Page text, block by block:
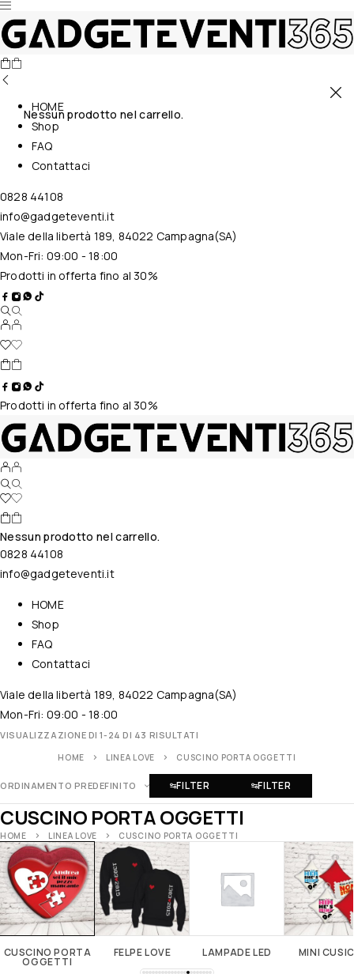
Nessun prodotto nel carrello.
HOME
Shop
FAQ
Contattaci
0828 44108
info@gadgeteventi.it
Viale della libertà 189, 84022 Campagna(SA)
Mon-Fri: 09:00 - 18:00
Prodotti in offerta fino al 30%
Prodotti in offerta fino al 30%
Nessun prodotto nel carrello.
0828 44108
info@gadgeteventi.it
HOME
Shop
FAQ
Contattaci
Viale della libertà 189, 84022 Campagna(SA)
Mon-Fri: 09:00 - 18:00
VISUALIZZAZIONE DI 1-24 DI 43 RISULTATI
HOME LINEA LOVE CUSCINO PORTA OGGETTI
ORDINAMENTO PREDEFINITO FILTER FILTER
CUSCINO PORTA OGGETTI
HOME LINEA LOVE CUSCINO PORTA OGGETTI
CUSCINO PORTA
OGGETTI
FELPE LOVE LAMPADE LED MINI